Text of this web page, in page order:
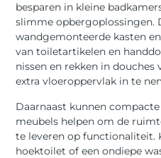
besparen in kleine
slimme
wandgemonteerde kasten
van toiletartikelen en
nissen en rekken in douches
extra vloeroppervlak in te
Daarnaast kunnen
meubels helpen om de
te leveren op functionaliteit.
hoektoilet of een ondiepe